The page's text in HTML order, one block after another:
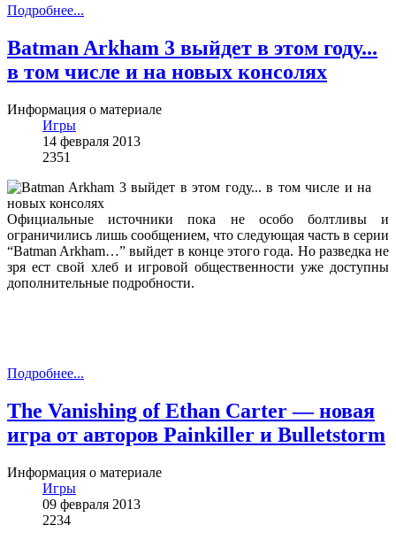
Подробнее...
Batman Arkham 3 выйдет в этом году...
в том числе и на новых консолях
Информация о материале
Игры
14 февраля 2013
2351
Официальные источники пока не особо болтливы и
ограничились лишь сообщением, что следующая часть в серии
“Batman Arkham…” выйдет в конце этого года. Но разведка не
зря ест свой хлеб и игровой общественности уже доступны
дополнительные подробности.
Подробнее...
The Vanishing of Ethan Carter — новая
игра от авторов Painkiller и Bulletstorm
Информация о материале
Игры
09 февраля 2013
2234